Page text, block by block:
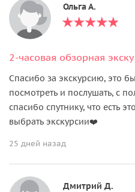
Ольга А.
2-часовая обзорная
Спасибо за экскурсию, это
посмотреть и послушать, с
спасибо спутнику, что есть
выбрать экскурсии❤️
25 дней назад
Дмитрий Д.